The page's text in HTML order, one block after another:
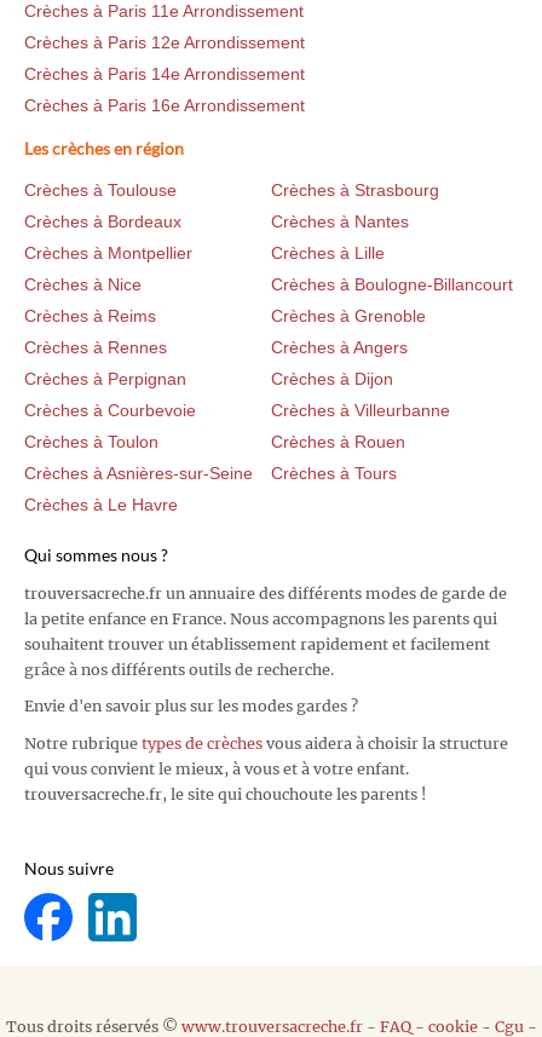
Crèches à Paris 11e Arrondissement
Crèches à Paris 12e Arrondissement
Crèches à Paris 14e Arrondissement
Crèches à Paris 16e Arrondissement
Les crèches en région
Crèches à Toulouse
Crèches à Strasbourg
Crèches à Bordeaux
Crèches à Nantes
Crèches à Montpellier
Crèches à Lille
Crèches à Nice
Crèches à Boulogne-Billancourt
Crèches à Reims
Crèches à Grenoble
Crèches à Rennes
Crèches à Angers
Crèches à Perpignan
Crèches à Dijon
Crèches à Courbevoie
Crèches à Villeurbanne
Crèches à Toulon
Crèches à Rouen
Crèches à Asnières-sur-Seine
Crèches à Tours
Crèches à Le Havre
Qui sommes nous ?
trouversacreche.fr un annuaire des différents modes de garde de
la petite enfance en France. Nous accompagnons les parents qui
souhaitent trouver un établissement rapidement et facilement
grâce à nos différents outils de recherche.
Envie d'en savoir plus sur les modes gardes ?
Notre rubrique types de crèches vous aidera à choisir la structure
qui vous convient le mieux, à vous et à votre enfant.
trouversacreche.fr, le site qui chouchoute les parents !
Nous suivre
Tous droits réservés © www.trouversacreche.fr- FAQ- cookie- Cgu-